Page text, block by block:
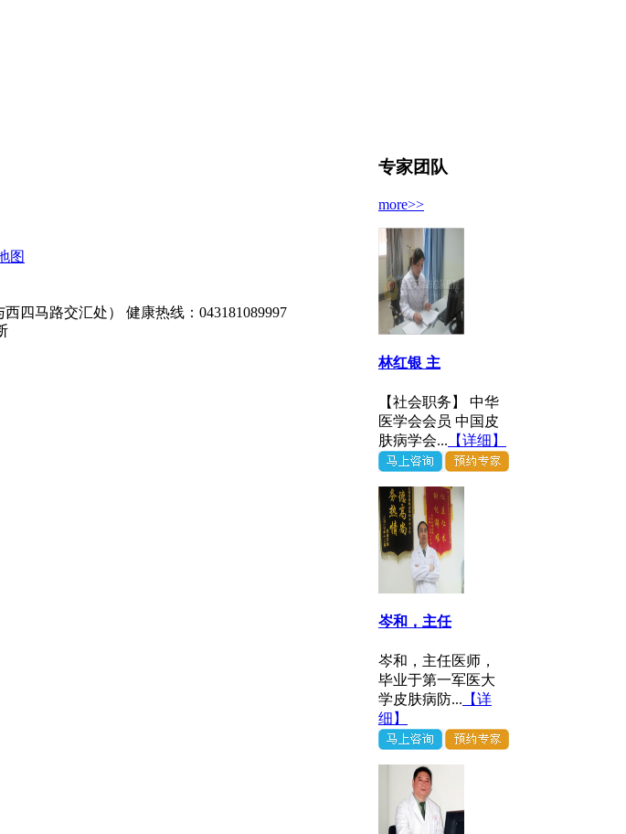
专家团队
more>>
林红银 主
【社会职务】 中华
医学会会员 中国皮
肤病学会... 【详细】
岑和，主任
岑和，主任医师，
毕业于第一军医大
学皮肤病防... 【详
细】
图
四马路交汇处） 健康热线：043181089997